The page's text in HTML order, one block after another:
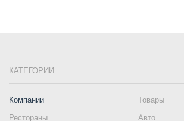
КАТЕГОРИИ
Компании
Товары
Рестораны
Авто